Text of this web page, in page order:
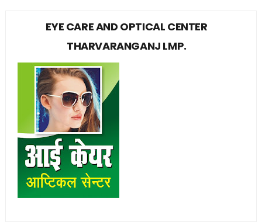
EYE CARE AND OPTICAL CENTER
THARVARANGANJ LMP.